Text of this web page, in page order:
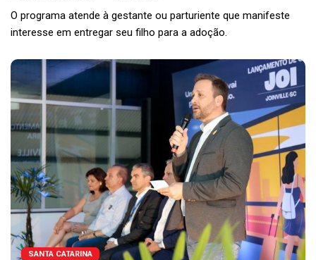
O programa atende à gestante ou parturiente que manifeste
interesse em entregar seu filho para a adoção.
SANTA CATARINA